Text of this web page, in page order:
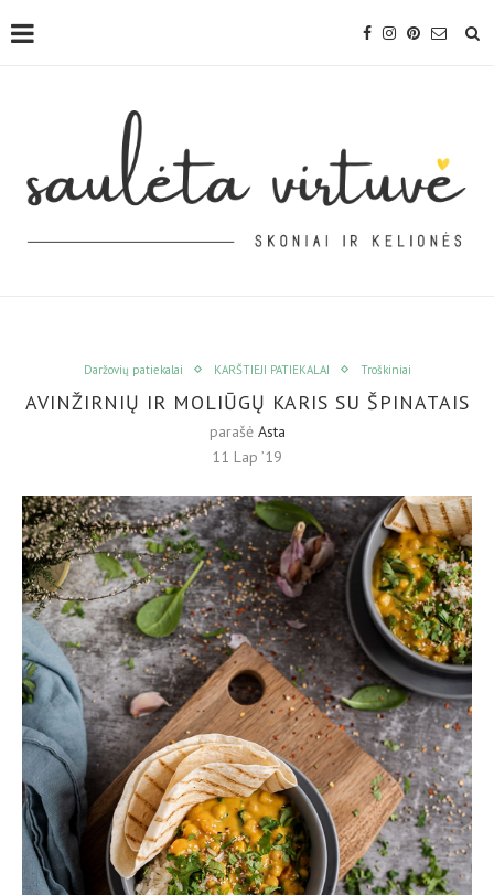
Daržovių patiekalai KARŠTIEJI PATIEKALAI Troškiniai
AVINŽIRNIŲ IR MOLIŪGŲ KARIS SU ŠPINATAIS
parašė Asta
11 Lap ’19